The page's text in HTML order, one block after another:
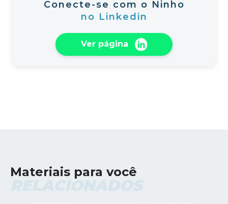
Conecte-se com o Ninho
no Linkedin
Ver página
Materiais para você